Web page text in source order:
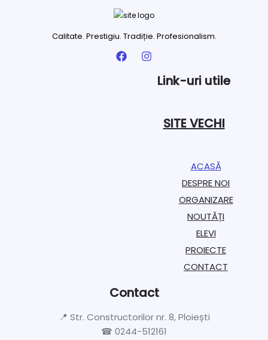
Calitate. Prestigiu. Tradiție. Profesionalism.
Link-uri utile
SITE VECHI
ACASĂ
DESPRE NOI
ORGANIZARE​
NOUTĂȚI
ELEVI
PROIECTE​
CONTACT
Contact
📍 Str. Constructorilor nr. 8, Ploiești
☎ 0244-512161